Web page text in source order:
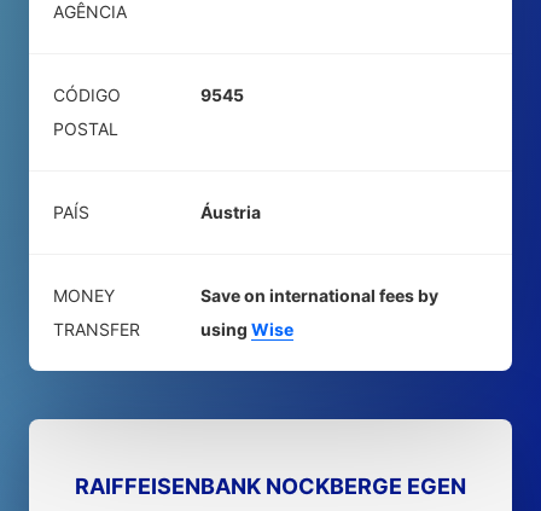
AGÊNCIA
CÓDIGO
POSTAL
9545
PAÍS Áustria
MONEY
TRANSFER
Save on international fees by
using Wise
RAIFFEISENBANK NOCKBERGE EGEN